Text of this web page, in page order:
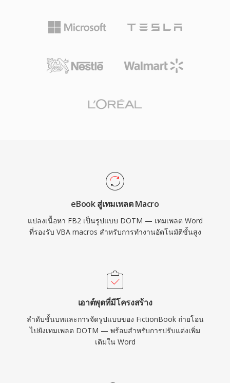
eBook สู่เทมเพลต Macro
แปลงเนื้อหา FB2 เป็นรูปแบบ DOTM — เทมเพลต Word
ที่รองรับ VBA macros สำหรับการทำงานอัตโนมัติขั้นสูง
เอาต์พุตที่มีโครงสร้าง
ลำดับชั้นบทและการจัดรูปแบบของ FictionBook ถ่ายโอน
ไปยังเทมเพลต DOTM — พร้อมสำหรับการปรับแต่งเพิ่ม
เติมใน Word